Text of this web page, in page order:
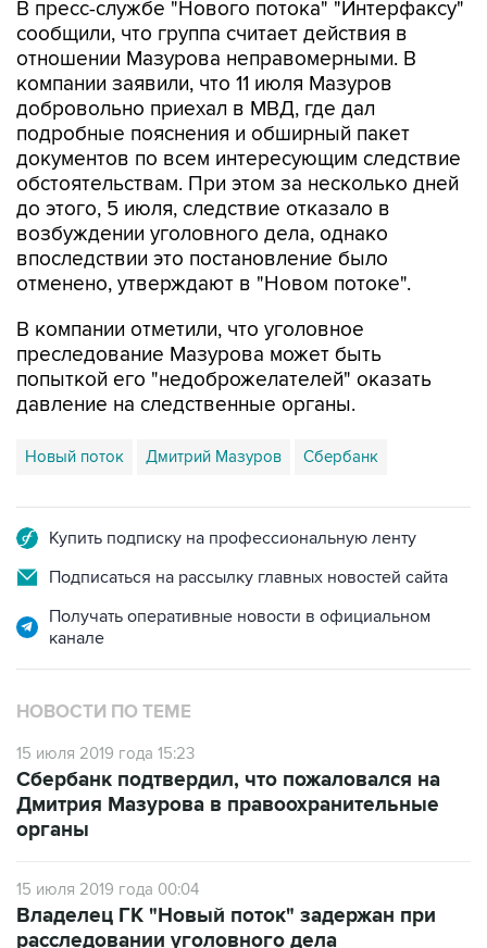
отношении Мазурова неправомерными. В
компании заявили, что 11 июля Мазуров
добровольно приехал в МВД, где дал
подробные пояснения и обширный пакет
документов по всем интересующим следствие
обстоятельствам. При этом за несколько дней
до этого, 5 июля, следствие отказало в
возбуждении уголовного дела, однако
впоследствии это постановление было
отменено, утверждают в "Новом потоке".
В компании отметили, что уголовное
попыткой его "недоброжелателей" оказать
давление на следственные органы.
Новый поток Дмитрий Мазуров Сбербанк
Подписаться на рассылку главных новостей сайта
Получать оперативные новости в официальном
НОВОСТИ ПО ТЕМЕ
15 июля 2019 года 15:23
Дмитрия Мазурова в правоохранительные
органы
15 июля 2019 года 00:04
расследовании уголовного дела